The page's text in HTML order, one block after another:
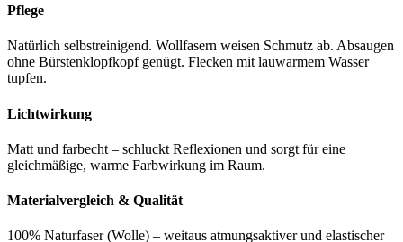
Pflege
Natürlich selbstreinigend. Wollfasern weisen Schmutz ab. Absaugen
ohne Bürstenklopfkopf genügt. Flecken mit lauwarmem Wasser
tupfen.
Lichtwirkung
Matt und farbecht – schluckt Reflexionen und sorgt für eine
gleichmäßige, warme Farbwirkung im Raum.
Materialvergleich & Qualität
100% Naturfaser (Wolle) – weitaus atmungsaktiver und elastischer